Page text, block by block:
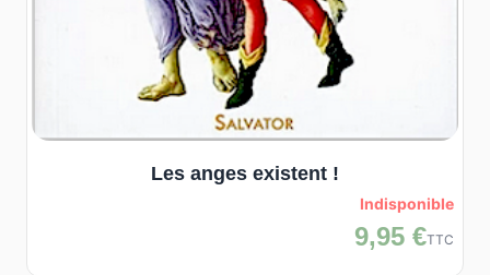
Les anges existent !
Indisponible
9,95 €TTC